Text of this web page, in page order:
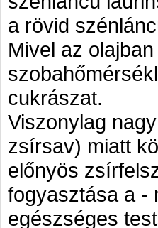
a rövid
Mivel az
cukrászat.
Viszonylag
zsírsav) miatt
előnyös
fogyasztása a -
egészséges